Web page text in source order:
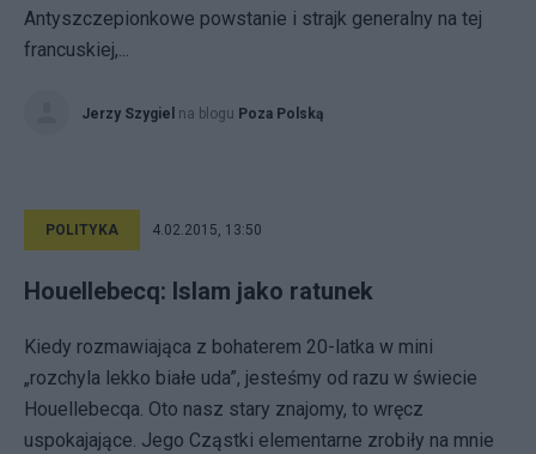
Antyszczepionkowe powstanie i strajk generalny na tej
francuskiej,...
Jerzy Szygiel na blogu Poza Polską
POLITYKA 4.02.2015, 13:50
Houellebecq: Islam jako ratunek
Kiedy rozmawiająca z bohaterem 20-latka w mini
„rozchyla lekko białe uda”, jesteśmy od razu w świecie
Houellebecqa. Oto nasz stary znajomy, to wręcz
uspokajające. Jego Cząstki elementarne zrobiły na mnie